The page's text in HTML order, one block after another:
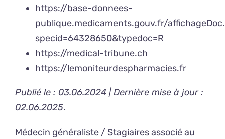
https://base-donnees-
publique.medicaments.gouv.fr/
specid=64328650&typedoc=R
https://medical-tribune.ch
https://lemoniteurdespharmacies.fr
Publié le : 03.06.2024 | Dernière mise à jour :
02.06.2025.
Médecin généraliste / Stagiaires associé au